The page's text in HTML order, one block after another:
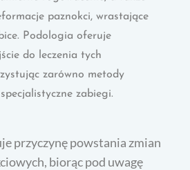
paznokci, wrastające
Podologia oferuje
do leczenia tych
zarówno metody
zabiegi.
przyczynę powstania zmian
biorąc pod uwagę